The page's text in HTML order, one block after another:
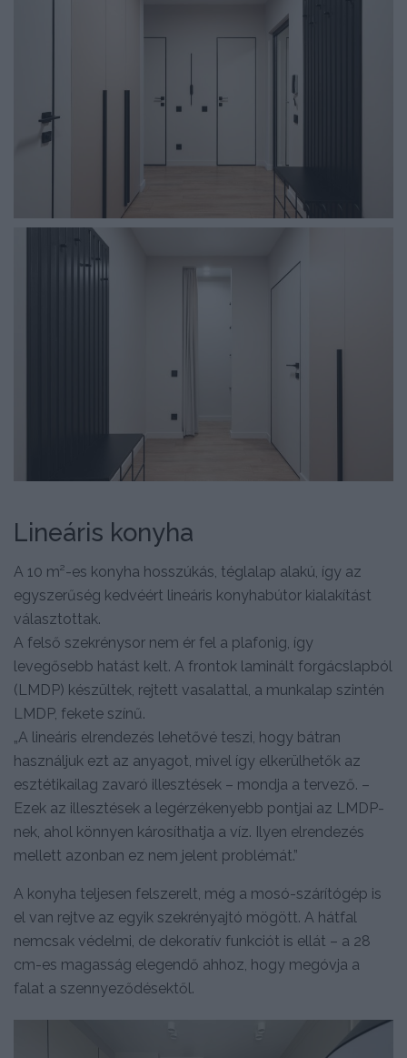
Lineáris konyha
A 10 m²-es konyha hosszúkás, téglalap alakú, így az
egyszerűség kedvéért lineáris konyhabútor kialakítást
választottak.
A felső szekrénysor nem ér fel a plafonig, így
levegősebb hatást kelt. A frontok laminált forgácslapból
(LMDP) készültek, rejtett vasalattal, a munkalap szintén
LMDP, fekete színű.
„A lineáris elrendezés lehetővé teszi, hogy bátran
használjuk ezt az anyagot, mivel így elkerülhetők az
esztétikailag zavaró illesztések – mondja a tervező. –
Ezek az illesztések a legérzékenyebb pontjai az LMDP-
nek, ahol könnyen károsíthatja a víz. Ilyen elrendezés
mellett azonban ez nem jelent problémát.”
A konyha teljesen felszerelt, még a mosó-szárítógép is
el van rejtve az egyik szekrényajtó mögött. A hátfal
nemcsak védelmi, de dekoratív funkciót is ellát – a 28
cm-es magasság elegendő ahhoz, hogy megóvja a
falat a szennyeződésektől.